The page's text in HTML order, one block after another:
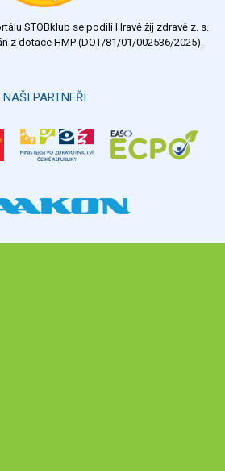
Všechny ankety
STOBklub se podílí Hravě žij zdravě z. s.
z dotace HMP (DOT/81/01/002536/2025).
NAŠI PARTNEŘI